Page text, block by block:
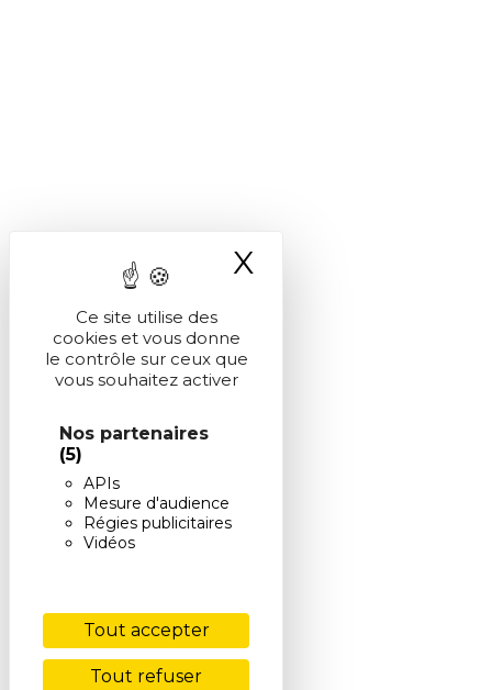
Ce site utilise des
cookies et vous donne
le contrôle sur ceux que
vous souhaitez activer
Nos partenaires
(5)
APIs
Mesure d'audience
Régies publicitaires
Vidéos
Tout accepter
Tout refuser
X